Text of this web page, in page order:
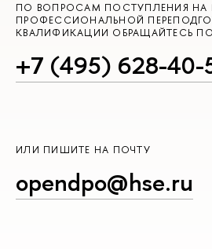
ПО ВОПРОСАМ ПОСТУПЛЕНИЯ НА
ПРОФЕССИОНАЛЬНОЙ
КВАЛИФИКАЦИИ ОБРАЩАЙТЕСЬ
+7 (495) 628-40-
ИЛИ ПИШИТЕ НА ПОЧТУ
opendpo@hse.ru